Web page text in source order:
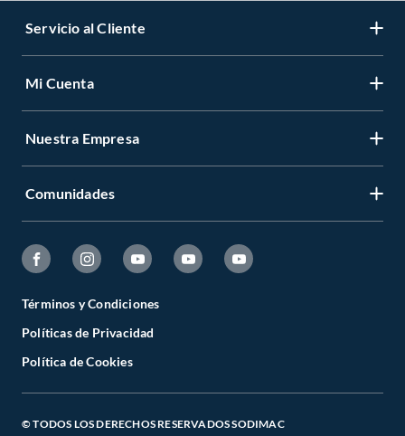
Servicio al Cliente
Mi Cuenta
Nuestra Empresa
Comunidades
Términos y Condiciones
Políticas de Privacidad
Política de Cookies
© TODOS LOS DERECHOS RESERVADOS SODIMAC